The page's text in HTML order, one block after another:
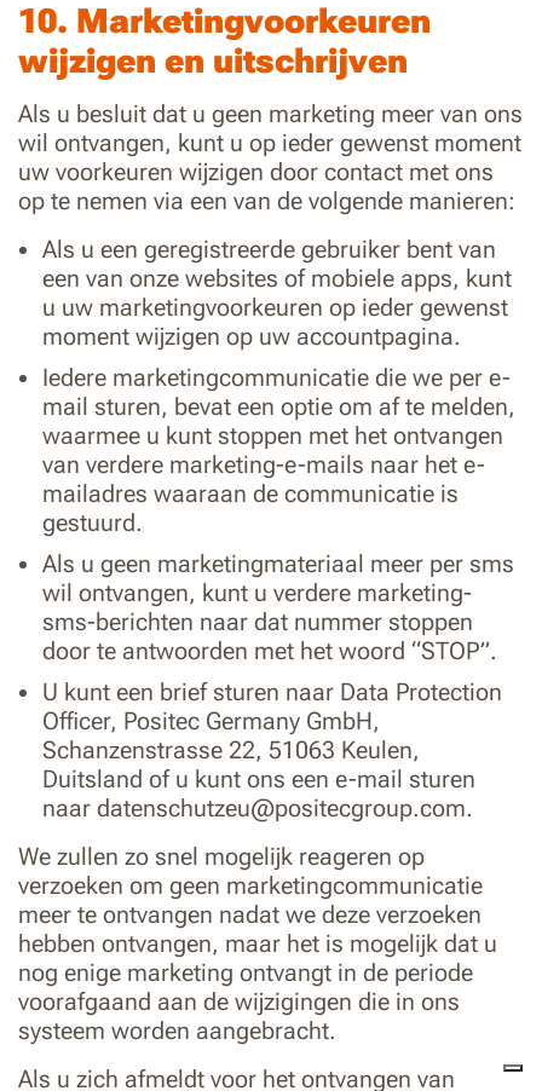
10. Marketingvoorkeuren
wijzigen en uitschrijven
Als u besluit dat u geen marketing meer van ons
wil ontvangen, kunt u op ieder gewenst moment
uw voorkeuren wijzigen door contact met ons
op te nemen via een van de volgende manieren:
Als u een geregistreerde gebruiker bent van
een van onze websites of mobiele apps, kunt
u uw marketingvoorkeuren op ieder gewenst
moment wijzigen op uw accountpagina.
Iedere marketingcommunicatie die we per e-
mail sturen, bevat een optie om af te melden,
waarmee u kunt stoppen met het ontvangen
van verdere marketing-e-mails naar het e-
mailadres waaraan de communicatie is
gestuurd.
Als u geen marketingmateriaal meer per sms
wil ontvangen, kunt u verdere marketing-
sms-berichten naar dat nummer stoppen
door te antwoorden met het woord “STOP”.
U kunt een brief sturen naar Data Protection
Officer, Positec Germany GmbH,
Schanzenstrasse 22, 51063 Keulen,
Duitsland of u kunt ons een e-mail sturen
naar datenschutzeu@positecgroup.com.
We zullen zo snel mogelijk reageren op
verzoeken om geen marketingcommunicatie
meer te ontvangen nadat we deze verzoeken
hebben ontvangen, maar het is mogelijk dat u
nog enige marketing ontvangt in de periode
voorafgaand aan de wijzigingen die in ons
systeem worden aangebracht.
Als u zich afmeldt voor het ontvangen van